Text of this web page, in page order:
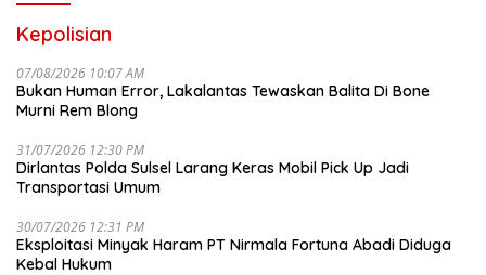
Kepolisian
07/08/2026 10:07 AM
Bukan Human Error, Lakalantas Tewaskan Balita Di Bone
Murni Rem Blong
31/07/2026 12:30 PM
Dirlantas Polda Sulsel Larang Keras Mobil Pick Up Jadi
Transportasi Umum
30/07/2026 12:31 PM
Eksploitasi Minyak Haram PT Nirmala Fortuna Abadi Diduga
Kebal Hukum